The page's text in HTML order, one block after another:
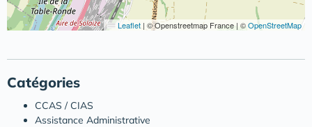
Leaflet | © Openstreetmap France | ©OpenStreetMap
Catégories
CCAS / CIAS
Assistance Administrative